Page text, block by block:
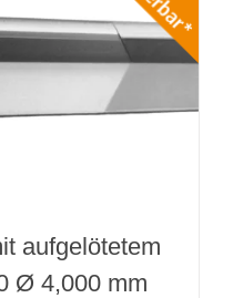
aufgelötetem
Ø 4,000 mm